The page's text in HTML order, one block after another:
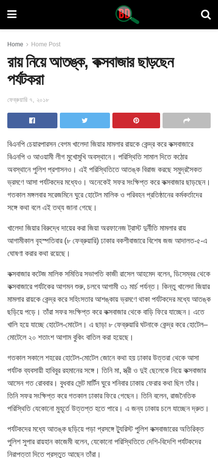
Home Home Post
রায় নিয়ে আতঙ্ক, কক্সবাজার ছাড়ছেন
পর্যটকরা
ফেব্রুয়ারি ৭, ২০১৮
বিএনপি চেয়ারপারসন বেগম খালেদা জিয়ার মামলার রায়কে কেন্দ্র করে কক্সবাজারে
বিএনপি ও আওয়ামী লীগ মুখোমুখি অবস্থানে। পরিস্থিতি সামাল দিতে কঠোর
অবস্থানে পুলিশ প্রশাসনও। এই পরিস্থিতিতে আতঙ্ক বিরাজ করছে সমুদ্রসৈকত
ভ্রমণে আসা পর্যটকদের মধ্যেও। অনেকেই সফর সংক্ষিপ্ত করে কক্সবাজার ছাড়ছেন।
গতকাল মঙ্গলবার সরেজমিনে ঘুরে হোটেল মালিক ও পরিবহন প্রতিষ্ঠানের কর্মকর্তাদের
সঙ্গে কথা বলে এই তথ্য জানা গেছে।
খালেদা জিয়ার বিরুদ্ধে দায়ের করা জিয়া অরফানেজ ট্রাস্ট দুর্নীতি মামলার রায়
আগামীকাল বৃহস্পতিবার (৮ ফেব্রুয়ারি) ঢাকার বকশীবাজারে বিশেষ জজ আদালত-৫-এ
ঘোষণা করার কথা রয়েছে।
কক্সবাজার কটেজ মালিক সমিতির সভাপতি কাজী রাসেল আহমেদ বলেন, ডিসেম্বর থেকে
কক্সবাজারে পর্যটকের আগমন শুরু, চলবে আগামী ৩১ মার্চ পর্যন্ত। কিন্তু খালেদা জিয়ার
মামলার রায়কে কেন্দ্র করে সহিংসতার আশঙ্কায় ভ্রমণে থাকা পর্যটকদের মধ্যে আতঙ্ক
ছড়িয়ে পড়ে। তাঁরা সফর সংক্ষিপ্ত করে কক্সবাজার থেকে বাড়ি ফিরে যাচ্ছেন। এতে
খালি হয়ে যাচ্ছে হোটেল-মোটেল। এ ছাড়া ৮ ফেব্রুয়ারি ঘটনাকে কেন্দ্র করে হোটেল–
মোটেলে ২০ শতাংশ আগাম বুকিং বাতিল করা হয়েছে।
গতকাল সকালে শহরের হোটেল-মোটেল জোনে কথা হয় ঢাকার উত্তরা থেকে আসা
পর্যটক ব্যবসায়ী হাবিবুর রহমানের সঙ্গে। তিনি মা, স্ত্রী ও দুই ছেলেকে নিয়ে কক্সবাজার
আসেন গত রোববার। বুধবার সেন্ট মার্টিন ঘুরে শনিবার ঢাকায় ফেরার কথা ছিল তাঁর।
তিনি সফর সংক্ষিপ্ত করে গতকাল ঢাকার ফিরে গেছেন। তিনি বলেন, রাজনৈতিক
পরিস্থিতি যেকোনো মুহূর্তে উত্তপ্ত হতে পারে। এ জন্য ঢাকায় চলে যাচ্ছেন দ্রুত।
পর্যটকদের মধ্যে আতঙ্ক ছড়িয়ে পড়া প্রসঙ্গে ট্যুরিস্ট পুলিশ কক্সবাজারের অতিরিক্ত
পুলিশ সুপার রায়হান কাজেমী বলেন, যেকোনো পরিস্থিতিতে দেশি-বিদেশি পর্যটকদের
নিরাপত্তা দিতে প্রস্তুত আছেন তাঁরা।